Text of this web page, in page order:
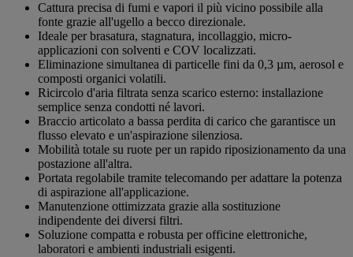
Cattura precisa di fumi e vapori il più vicino possibile alla
fonte grazie all'ugello a becco direzionale.
Ideale per brasatura, stagnatura, incollaggio, micro-
applicazioni con solventi e COV localizzati.
Eliminazione simultanea di particelle fini da 0,3 µm, aerosol e
composti organici volatili.
Ricircolo d'aria filtrata senza scarico esterno: installazione
semplice senza condotti né lavori.
Braccio articolato a bassa perdita di carico che garantisce un
flusso elevato e un'aspirazione silenziosa.
Mobilità totale su ruote per un rapido riposizionamento da una
postazione all'altra.
Portata regolabile tramite telecomando per adattare la potenza
di aspirazione all'applicazione.
Manutenzione ottimizzata grazie alla sostituzione
indipendente dei diversi filtri.
Soluzione compatta e robusta per officine elettroniche,
laboratori e ambienti industriali esigenti.